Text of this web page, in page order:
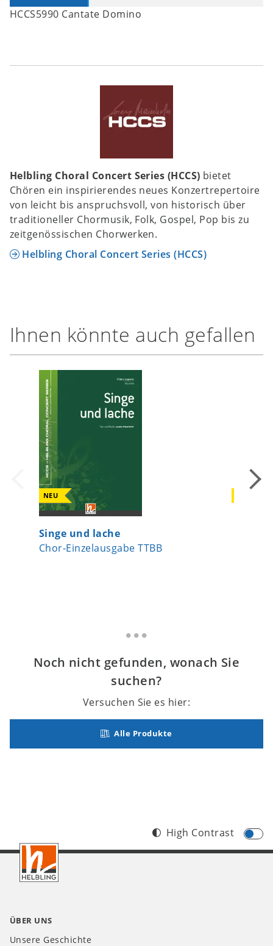
HCCS5990 Cantate Domino
Helbling Choral Concert Series (HCCS) bietet
Chören ein inspirierendes neues Konzertrepertoire
von leicht bis anspruchsvoll, von historisch über
traditioneller Chormusik, Folk, Gospel, Pop bis zu
zeitgenössischen Chorwerken.
Helbling Choral Concert Series (HCCS)
Ihnen könnte auch gefallen
NEU
Singe und lache
Chor-Einzelausgabe TTBB
Noch nicht gefunden, wonach Sie
suchen?
Versuchen Sie es hier:
Alle Produkte
Footer
CH
High Contrast
ÜBER UNS
Unsere Geschichte